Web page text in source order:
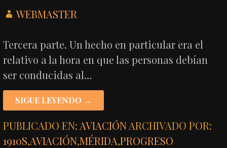
WEBMASTER
Tercera parte. Un hecho en particular era el
relativo a la hora en que las personas debían
ser conducidas al…
SIGUE LEYENDO →
PUBLICADO EN: AVIACIÓNARCHIVADO POR:
1910S,AVIACIÓN,MÉRIDA,PROGRESO